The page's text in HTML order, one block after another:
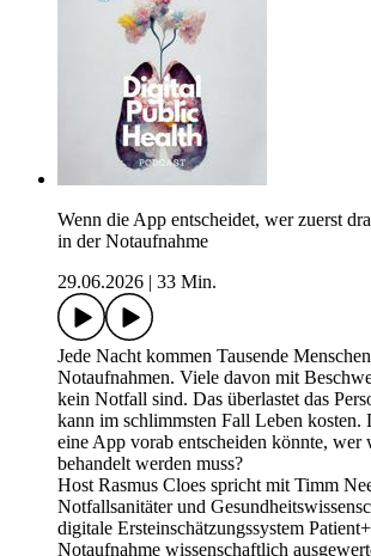
Wenn die App entscheidet, wer zuerst
in der Notaufnahme
29.06.2026
33 Min.
Jede Nacht kommen Tausende
Notaufnahmen. Viele davon mit
kein Notfall sind. Das überlastet das
kann im schlimmsten Fall Leben kosten.
eine App vorab entscheiden könnte,
behandelt werden muss?
Host Rasmus Cloes spricht mit Timm
Notfallsanitäter und
digitale Ersteinschätzungssystem
Notaufnahme wissenschaftlich